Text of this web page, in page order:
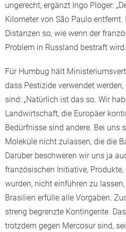
ungerecht, ergänzt Ingo Plöger:
Kilometer von São Paulo
Distanzen so, wie wenn der
Problem in Russland bestraft
Für Humbug hält
dass Pestizide verwendet werden,
sind: „Natürlich ist das so. Wir
Landwirtschaft, die Europäer
Bedürfnisse sind andere. Bei uns
Moleküle nicht zulassen, die die
Darüber beschweren wir uns ja
französischen Initiative,
wurden, nicht einführen zu
Brasilien erfülle alle Vorgaben.
streng begrenzte Kontingente.
trotzdem gegen Mercosur sind,